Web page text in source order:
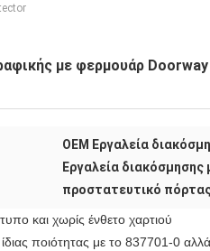
με φερμουάρ
OEM Εργαλεία
Εργαλεία
προστατευτικό
και χωρίς ένθετο χαρτιού
ποιότητας με το 837701-0